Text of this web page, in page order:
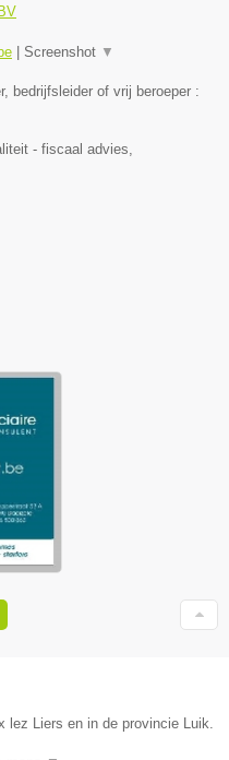
Screenshot ▼
bedrijfsleider of vrij beroeper :
- fiscaal advies,
lez Liers en in de provincie Luik.